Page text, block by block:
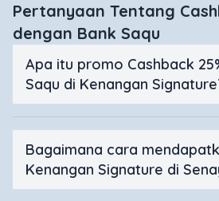
Pertanyaan Tentang
dengan Bank Saqu
Apa itu promo Cashback
Saqu di Kenangan
Bagaimana cara
Kenangan Signature di